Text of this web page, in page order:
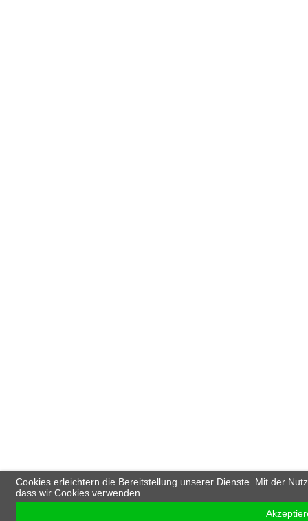
Cookies erleichtern die Bereitstellung unserer Dienste. Mit der
dass wir Cookies verwenden.